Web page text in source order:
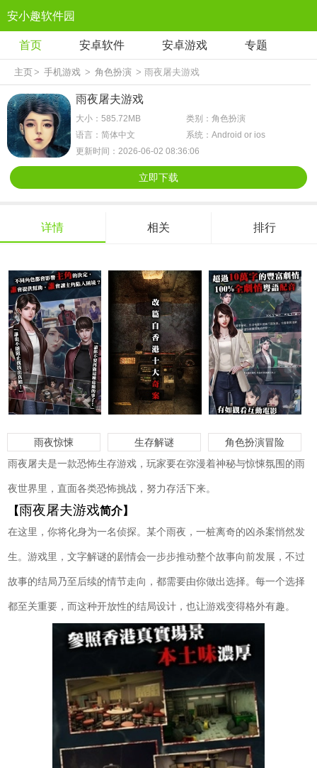
安小趣软件园
首页 安卓软件 安卓游戏 专题
主页> 手机游戏 > 角色扮演 > 雨夜屠夫游戏
雨夜屠夫游戏
大小：585.72MB
类别：角色扮演
语言：简体中文
系统：Android or ios
更新时间：2026-06-02 08:36:06
立即下载
详情 相关 排行
雨夜惊悚 生存解谜
角色扮演冒险
雨夜屠夫是一款恐怖生存游戏，玩家要在弥漫着神秘与惊悚氛围的雨
夜世界里，直面各类恐怖挑战，努力存活下来。
【雨夜屠夫游戏简介】
在这里，你将化身为一名侦探。某个雨夜，一桩离奇的凶杀案悄然发
生。游戏里，文字解谜的剧情会一步步推动整个故事向前发展，不过
故事的结局乃至后续的情节走向，都需要由你做出选择。每一个选择
都至关重要，而这种开放性的结局设计，也让游戏变得格外有趣。